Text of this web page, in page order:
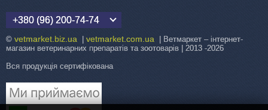
+380 (96) 200-74-74
© vetmarket.biz.ua vetmarket.com.ua | Ветмаркет – інтернет-
магазин ветеринарних препаратів та зоотоварів | 2013 -2026
Вся продукція сертифікована